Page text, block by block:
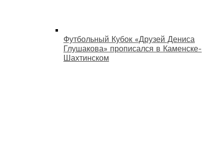
Футбольный Кубок «Друзей Дениса
Глушакова» прописался в Каменске-
Шахтинском